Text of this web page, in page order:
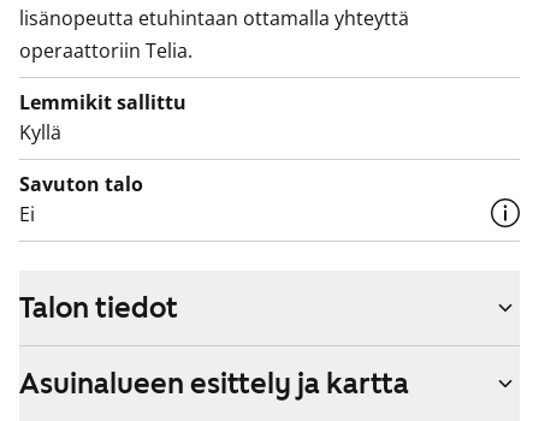
lisänopeutta etuhintaan ottamalla yhteyttä
operaattoriin Telia.
Lemmikit sallittu
Kyllä
Savuton talo
Ei
Talon tiedot
Asuinalueen esittely ja kartta